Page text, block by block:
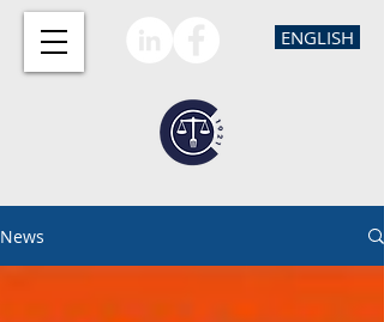
ENGLISH
News